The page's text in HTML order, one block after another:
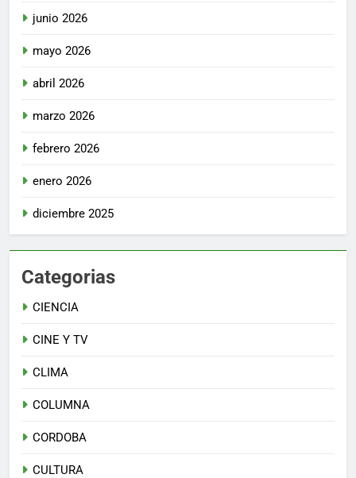
junio 2026
mayo 2026
abril 2026
marzo 2026
febrero 2026
enero 2026
diciembre 2025
Categorias
CIENCIA
CINE Y TV
CLIMA
COLUMNA
CORDOBA
CULTURA